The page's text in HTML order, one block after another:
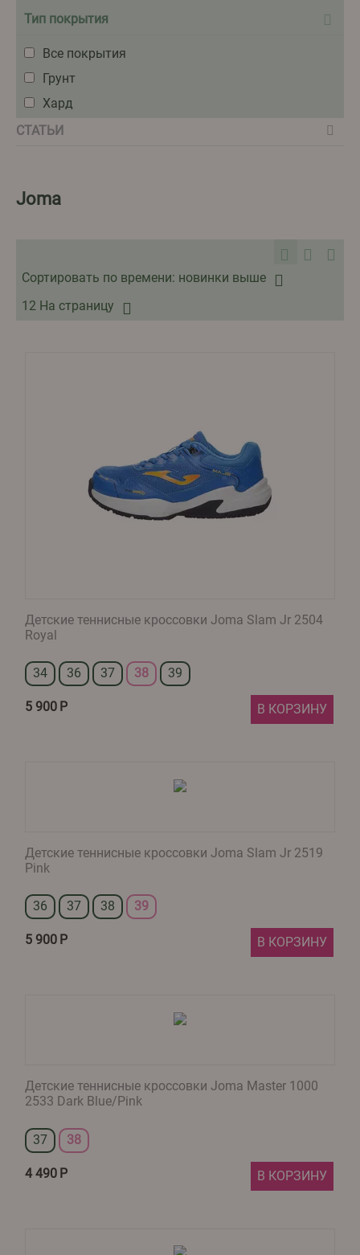
Тип покрытия
Все покрытия
Грунт
Хард
СТАТЬИ
Joma
Сортировать по времени: новинки выше
12 На страницу
Детские теннисные кроссовки Joma Slam Jr 2504
Royal
34 36 37 38 39
5 900 Р В КОРЗИНУ
Детские теннисные кроссовки Joma Slam Jr 2519
Pink
36 37 38 39
5 900 Р В КОРЗИНУ
Детские теннисные кроссовки Joma Master 1000
2533 Dark Blue/Pink
37 38
4 490 Р В КОРЗИНУ